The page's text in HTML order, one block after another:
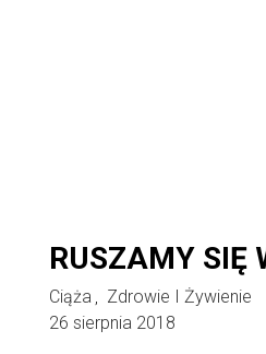
RUSZAMY SIĘ
Ciąża
Zdrowie I Żywienie
26 sierpnia 2018